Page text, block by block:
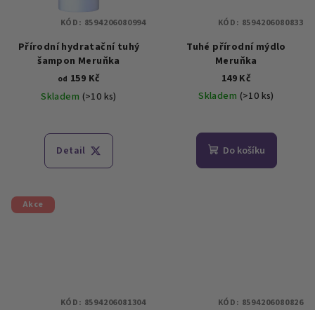
Přírodní hydratační tuhý
šampon Meruňka
od 159 Kč
Skladem (>10 ks)
hodnocení
produktu
Detail
KÓD: 8594206080994
Tuhé přírodní mýdlo
Meruňka
149 Kč
Skladem (>10 ks)
hodnocení
produktu
Do košíku
KÓD: 8594206080833
Akce
KÓD: 8594206081304 KÓD: 8594206080826